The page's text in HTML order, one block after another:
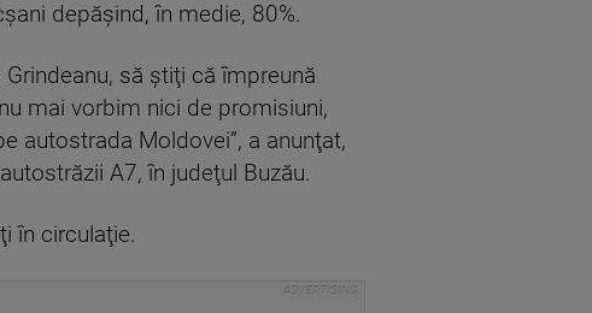
depăşind, în medie, 80%.
să ştiţi că împreună
mai vorbim nici de promisiuni,
autostrada Moldovei”, a anunţat,
A7, în judeţul Buzău.
în circulaţie.